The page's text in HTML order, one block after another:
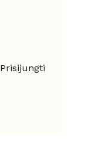
Prisijungti